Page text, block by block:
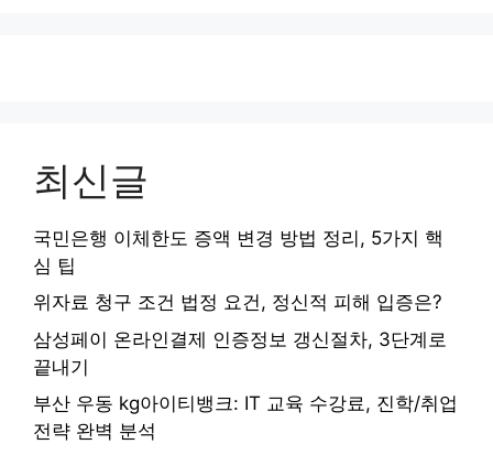
최신글
국민은행 이체한도 증액 변경 방법 정리, 5가지 핵
심 팁
위자료 청구 조건 법정 요건, 정신적 피해 입증은?
삼성페이 온라인결제 인증정보 갱신절차, 3단계로
끝내기
부산 우동 kg아이티뱅크: IT 교육 수강료, 진학/취업
전략 완벽 분석